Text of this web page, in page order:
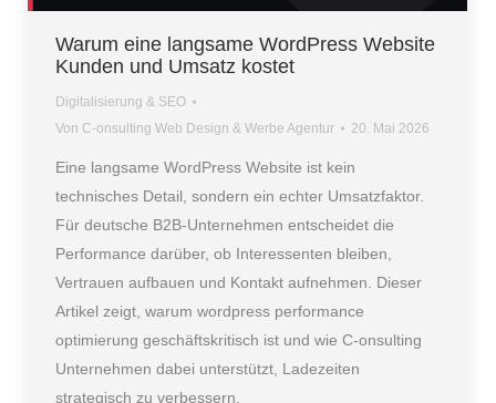
Warum eine langsame WordPress Website
Kunden und Umsatz kostet
Digitalisierung & SEO
Von C-onsulting Web Design & Werbe Agentur 20. Mai 2026
Eine langsame WordPress Website ist kein
technisches Detail, sondern ein echter Umsatzfaktor.
Für deutsche B2B-Unternehmen entscheidet die
Performance darüber, ob Interessenten bleiben,
Vertrauen aufbauen und Kontakt aufnehmen. Dieser
Artikel zeigt, warum wordpress performance
optimierung geschäftskritisch ist und wie C-onsulting
Unternehmen dabei unterstützt, Ladezeiten
strategisch zu verbessern.